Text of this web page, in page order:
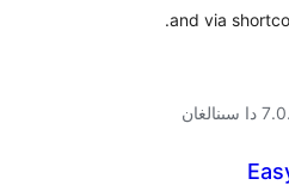
and via
سىنالغان